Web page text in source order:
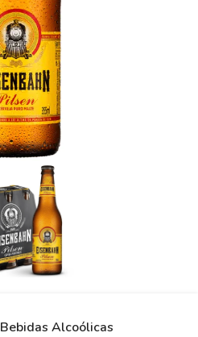
Bebidas Alcoólicas